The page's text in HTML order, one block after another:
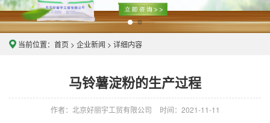
当前位置： 首页 > 企业新闻 > 详细内容
马铃薯淀粉的生产过程
作者：北京好丽宇工贸有限公司 时间：2021-11-11